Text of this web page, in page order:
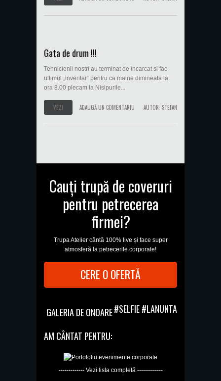
Gata de drum !!!
Tehnicienii nostri au terminat de incarcat si fac
ultimul „inventar” pentru ca maine dimineata la
ora 8.00 plecam la Nisipurile...
VEZI ADAUGĂ UN COMENTARIU AUTOR: STEFAN
Cauți trupă de coveruri
pentru petrecerea
firmei?
Trupa Atelier cântă 100% live și face super
atmosferă la petrecerile corporate!
CERE O OFERTĂ
GALERIA DE ONOARE#SELFIE #LANUNTA
AM CÂNTAT PENTRU:
------------- Vezi lista completă -------------